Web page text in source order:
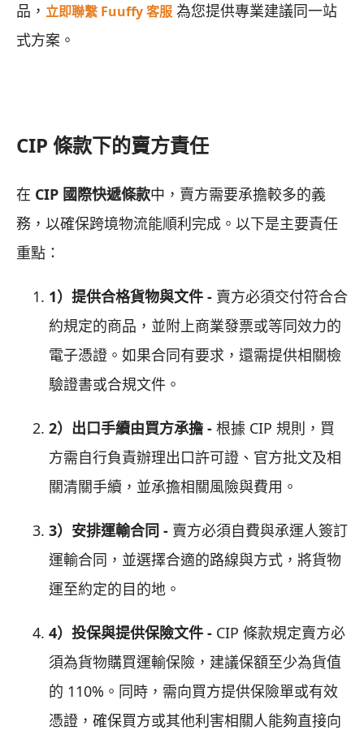
品， 立即聯繫 Fuuffy 客服 為您提供專業建議同一站
式方案。
CIP 條款下的賣方責任
在 CIP 國際快遞條款中，賣方需要承擔較多的義
務，以確保跨境物流能順利完成。以下是主要責任
重點：
1）提供合格貨物與文件 - 賣方必須交付符合合
約規定的商品，並附上商業發票或等同效力的
電子憑證。如果合同有要求，還需提供相關檢
驗證書或合規文件。
2）出口手續由買方承擔 - 根據 CIP 規則，買
方需自行負責辦理出口許可證、官方批文及相
關清關手續，並承擔相關風險與費用。
3）安排運輸合同 - 賣方必須自費與承運人簽訂
運輸合同，並選擇合適的路線與方式，將貨物
運至約定的目的地。
4）投保與提供保險文件 - CIP 條款規定賣方必
須為貨物購買運輸保險，建議保額至少為貨值
的 110%。同時，需向買方提供保險單或有效
憑證，確保買方或其他利害相關人能夠直接向